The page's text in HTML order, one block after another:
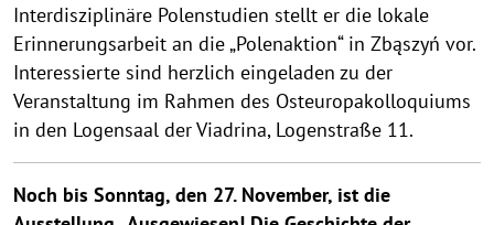
Interdisziplinäre Polenstudien stellt er die lokale
Erinnerungsarbeit an die „Polenaktion“ in Zbąszyń vor.
Interessierte sind herzlich eingeladen zu der
Veranstaltung im Rahmen des Osteuropakolloquiums
in den Logensaal der Viadrina, Logenstraße 11.
Noch bis Sonntag, den 27. November, ist die